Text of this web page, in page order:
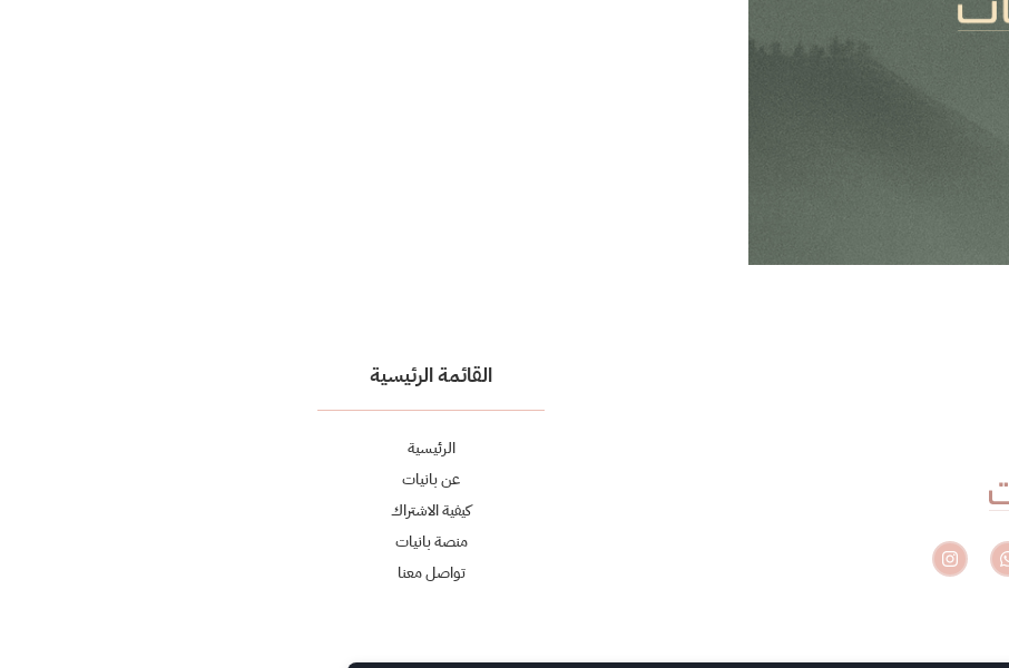
القائمة الرئيسية
الرئيسية
عن بانيات
كيفية الاشتراك
منصة بانيات
تواصل معنا